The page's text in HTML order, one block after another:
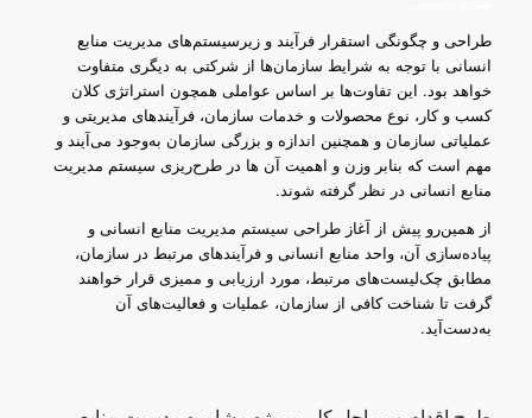
طراحی و چگونگی استقرار فرآیند و زیرسیستم‌های مدیریت منابع
انسانی با توجه به شرایط سازمان‌ها از شرکتی به دیگری متفاوت
خواهد بود. این تفاوت‌ها بر اساس عواملی همچون استراتژی کلان
کسب و کار، نوع محصولات و خدمات سازمان، فرآیندهای مدیریتی و
عملیاتی سازمان و همچنین اندازه و بزرگی سازمان به‌وجود می‌آیند و
مهم است که بنابر وزن و اهمیت آن ها در طرح‌ریزی سیستم مدیریت
منابع انسانی در نظر گرفته شوند.
از همین‌رو پیش از آغاز طراحی سیستم مدیریت منابع انسانی و
پیاده‌سازی آن، واحد منابع انسانی و فرآیندهای مرتبط در سازمان،
مطابق چک‌لیست‌های مرتبط، مورد ارزیابی و ممیزی قرار خواهند
گرفت تا شناخت کافی از سازمان، عملیات و فعالیت‌های آن
به‌دست‌آید.